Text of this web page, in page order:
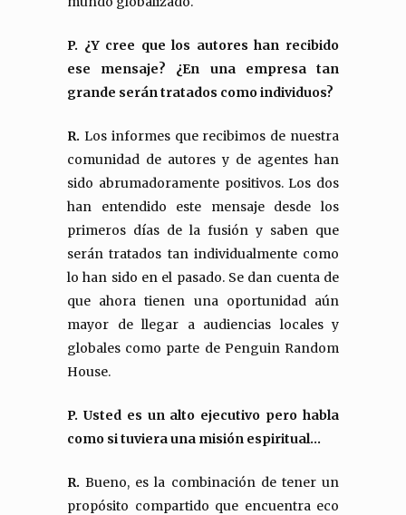
P. ¿Y cree que los autores han recibido
ese mensaje? ¿En una empresa tan
grande serán tratados como individuos?
R. Los informes que recibimos de nuestra
comunidad de autores y de agentes han
sido abrumadoramente positivos. Los dos
han entendido este mensaje desde los
primeros días de la fusión y saben que
serán tratados tan individualmente como
lo han sido en el pasado. Se dan cuenta de
que ahora tienen una oportunidad aún
mayor de llegar a audiencias locales y
globales como parte de Penguin Random
House.
P. Usted es un alto ejecutivo pero habla
como si tuviera una misión espiritual…
R. Bueno, es la combinación de tener un
propósito compartido que encuentra eco